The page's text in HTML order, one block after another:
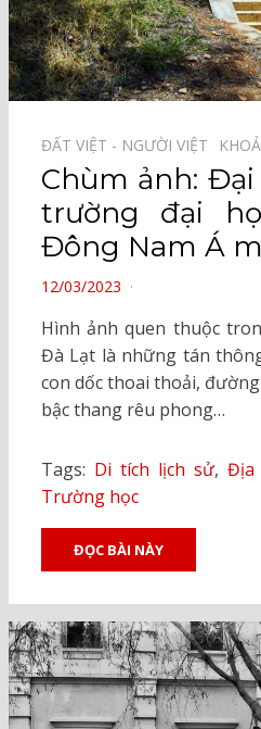
ĐẤT VIỆT - NGƯỜI VIỆT⠀
Chùm ảnh:
trường đại
Đông Nam Á
POSTED
12/03/2023
Hình ảnh quen thuộc
Đà Lạt là những tán
con dốc thoai thoải,
bậc thang rêu phong…
Tags: Di tích lịch sử,Địa
Trường học
ĐỌC BÀI NÀY